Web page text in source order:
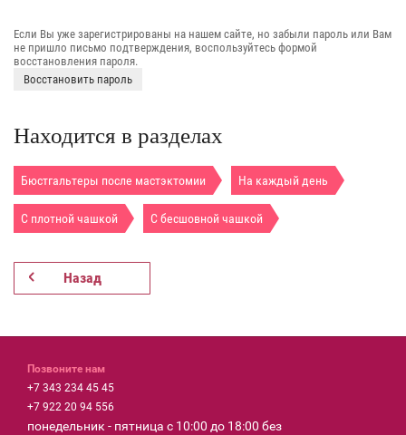
Если Вы уже зарегистрированы на нашем сайте, но забыли пароль или Вам
не пришло письмо подтверждения, воспользуйтесь формой
восстановления пароля.
Восстановить пароль
Находится в разделах
Бюстгальтеры после мастэктомии На каждый день
С плотной чашкой С бесшовной чашкой
Назад
Позвоните нам
+7 343 234 45 45
+7 922 20 94 556
понедельник - пятница с 10:00 до 18:00 без